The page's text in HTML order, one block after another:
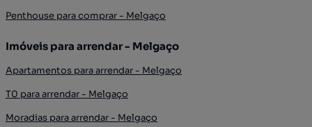
Penthouse para comprar - Melgaço
Imóveis para arrendar - Melgaço
Apartamentos para arrendar - Melgaço
T0 para arrendar - Melgaço
Moradias para arrendar - Melgaço